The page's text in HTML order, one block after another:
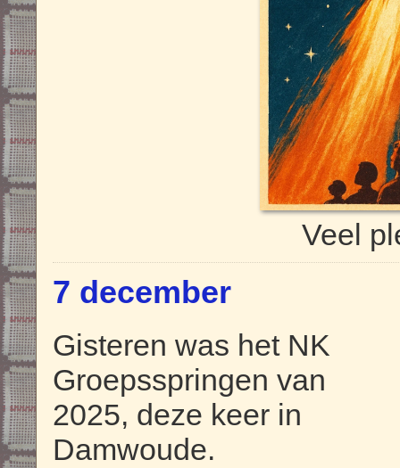
Veel
7 december
Gisteren was het NK
Groepsspringen van
2025, deze keer in
Damwoude.